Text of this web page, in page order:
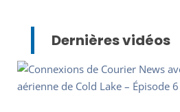
Dernières vidéos